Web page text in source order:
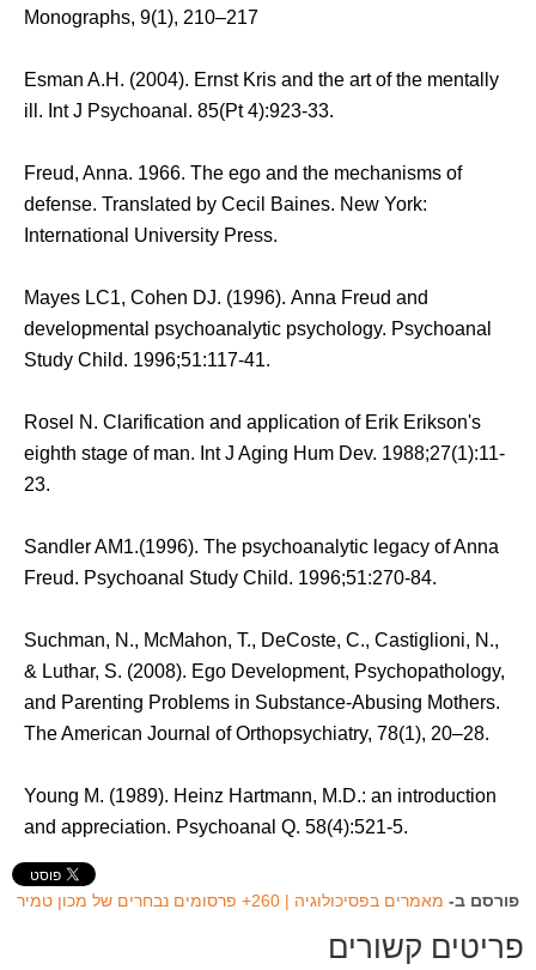
Monographs, 9(1), 210–217
Esman A.H. (2004). Ernst Kris and the art of the mentally
ill. Int J Psychoanal. 85(Pt 4):923-33.
Freud, Anna. 1966. The ego and the mechanisms of
defense. Translated by Cecil Baines. New York:
International University Press.
Mayes LC1, Cohen DJ. (1996). Anna Freud and
developmental psychoanalytic psychology. Psychoanal
Study Child. 1996;51:117-41.
Rosel N. Clarification and application of Erik Erikson's
eighth stage of man. Int J Aging Hum Dev. 1988;27(1):11-
23.
Sandler AM1.(1996). The psychoanalytic legacy of Anna
Freud. Psychoanal Study Child. 1996;51:270-84.
Suchman, N., McMahon, T., DeCoste, C., Castiglioni, N.,
& Luthar, S. (2008). Ego Development, Psychopathology,
and Parenting Problems in Substance-Abusing Mothers.
The American Journal of Orthopsychiatry, 78(1), 20–28.
Young M. (1989). Heinz Hartmann, M.D.: an introduction
and appreciation. Psychoanal Q. 58(4):521-5.
פורסם ב- מאמרים בפסיכולוגיה | 260+ פרסומים נבחרים של מכון טמיר
פריטים קשורים